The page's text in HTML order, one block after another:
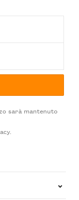
sarà mantenuto